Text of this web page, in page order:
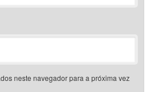
neste navegador para a próxima vez